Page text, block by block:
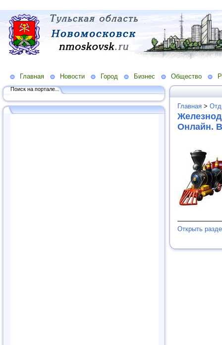
Главная Новости Город Бизнес Общество
Поиск на портале...
Главная >
Онлайн.
Открыть